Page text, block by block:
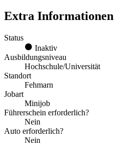
Extra Informationen
Status
Inaktiv
Ausbildungsniveau
Hochschule/Universität
Standort
Fehmarn
Jobart
Minijob
Führerschein erforderlich?
Nein
Auto erforderlich?
Nein